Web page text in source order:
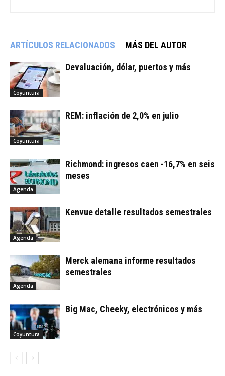
ARTÍCULOS RELACIONADOS MÁS DEL AUTOR
Coyuntura
Devaluación, dólar, puertos y más
Coyuntura
REM: inflación de 2,0% en julio
Agenda
Richmond: ingresos caen -16,7% en seis
meses
Agenda
Kenvue detalle resultados semestrales
Agenda
Merck alemana informe resultados
semestrales
Coyuntura
Big Mac, Cheeky, electrónicos y más